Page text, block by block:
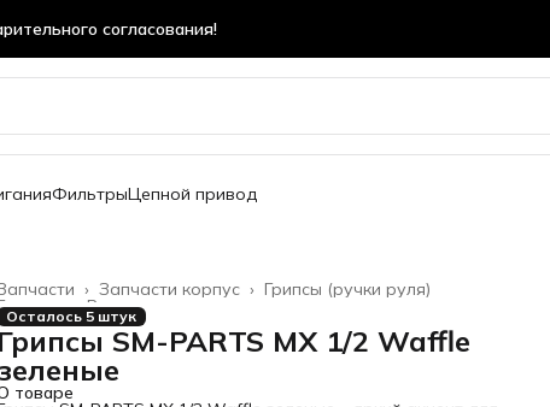
ФильтрыЦепной привод
Грипсы (ручки руля)
Запчасти корпус ›
›
Все товары
›
Осталось 5 штук
Грипсы SM-PARTS MX 1/2 Waffle
товаре